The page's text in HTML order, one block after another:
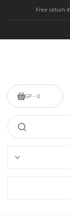
Free return
0 - 0EGP